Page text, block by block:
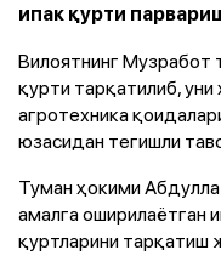
ипак қурти
Вилоятнинг Музработ
қурти тарқатилиб,
агротехника
юзасидан тегишли
Туман ҳокими
амалга оширилаётган
қуртларини тарқатиш